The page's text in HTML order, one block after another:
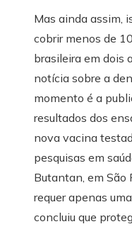
Mas ainda assim,
cobrir menos de
brasileira em dois
notícia sobre a
momento é a
resultados dos
nova vacina
pesquisas em
Butantan, em São
requer apenas
concluiu que